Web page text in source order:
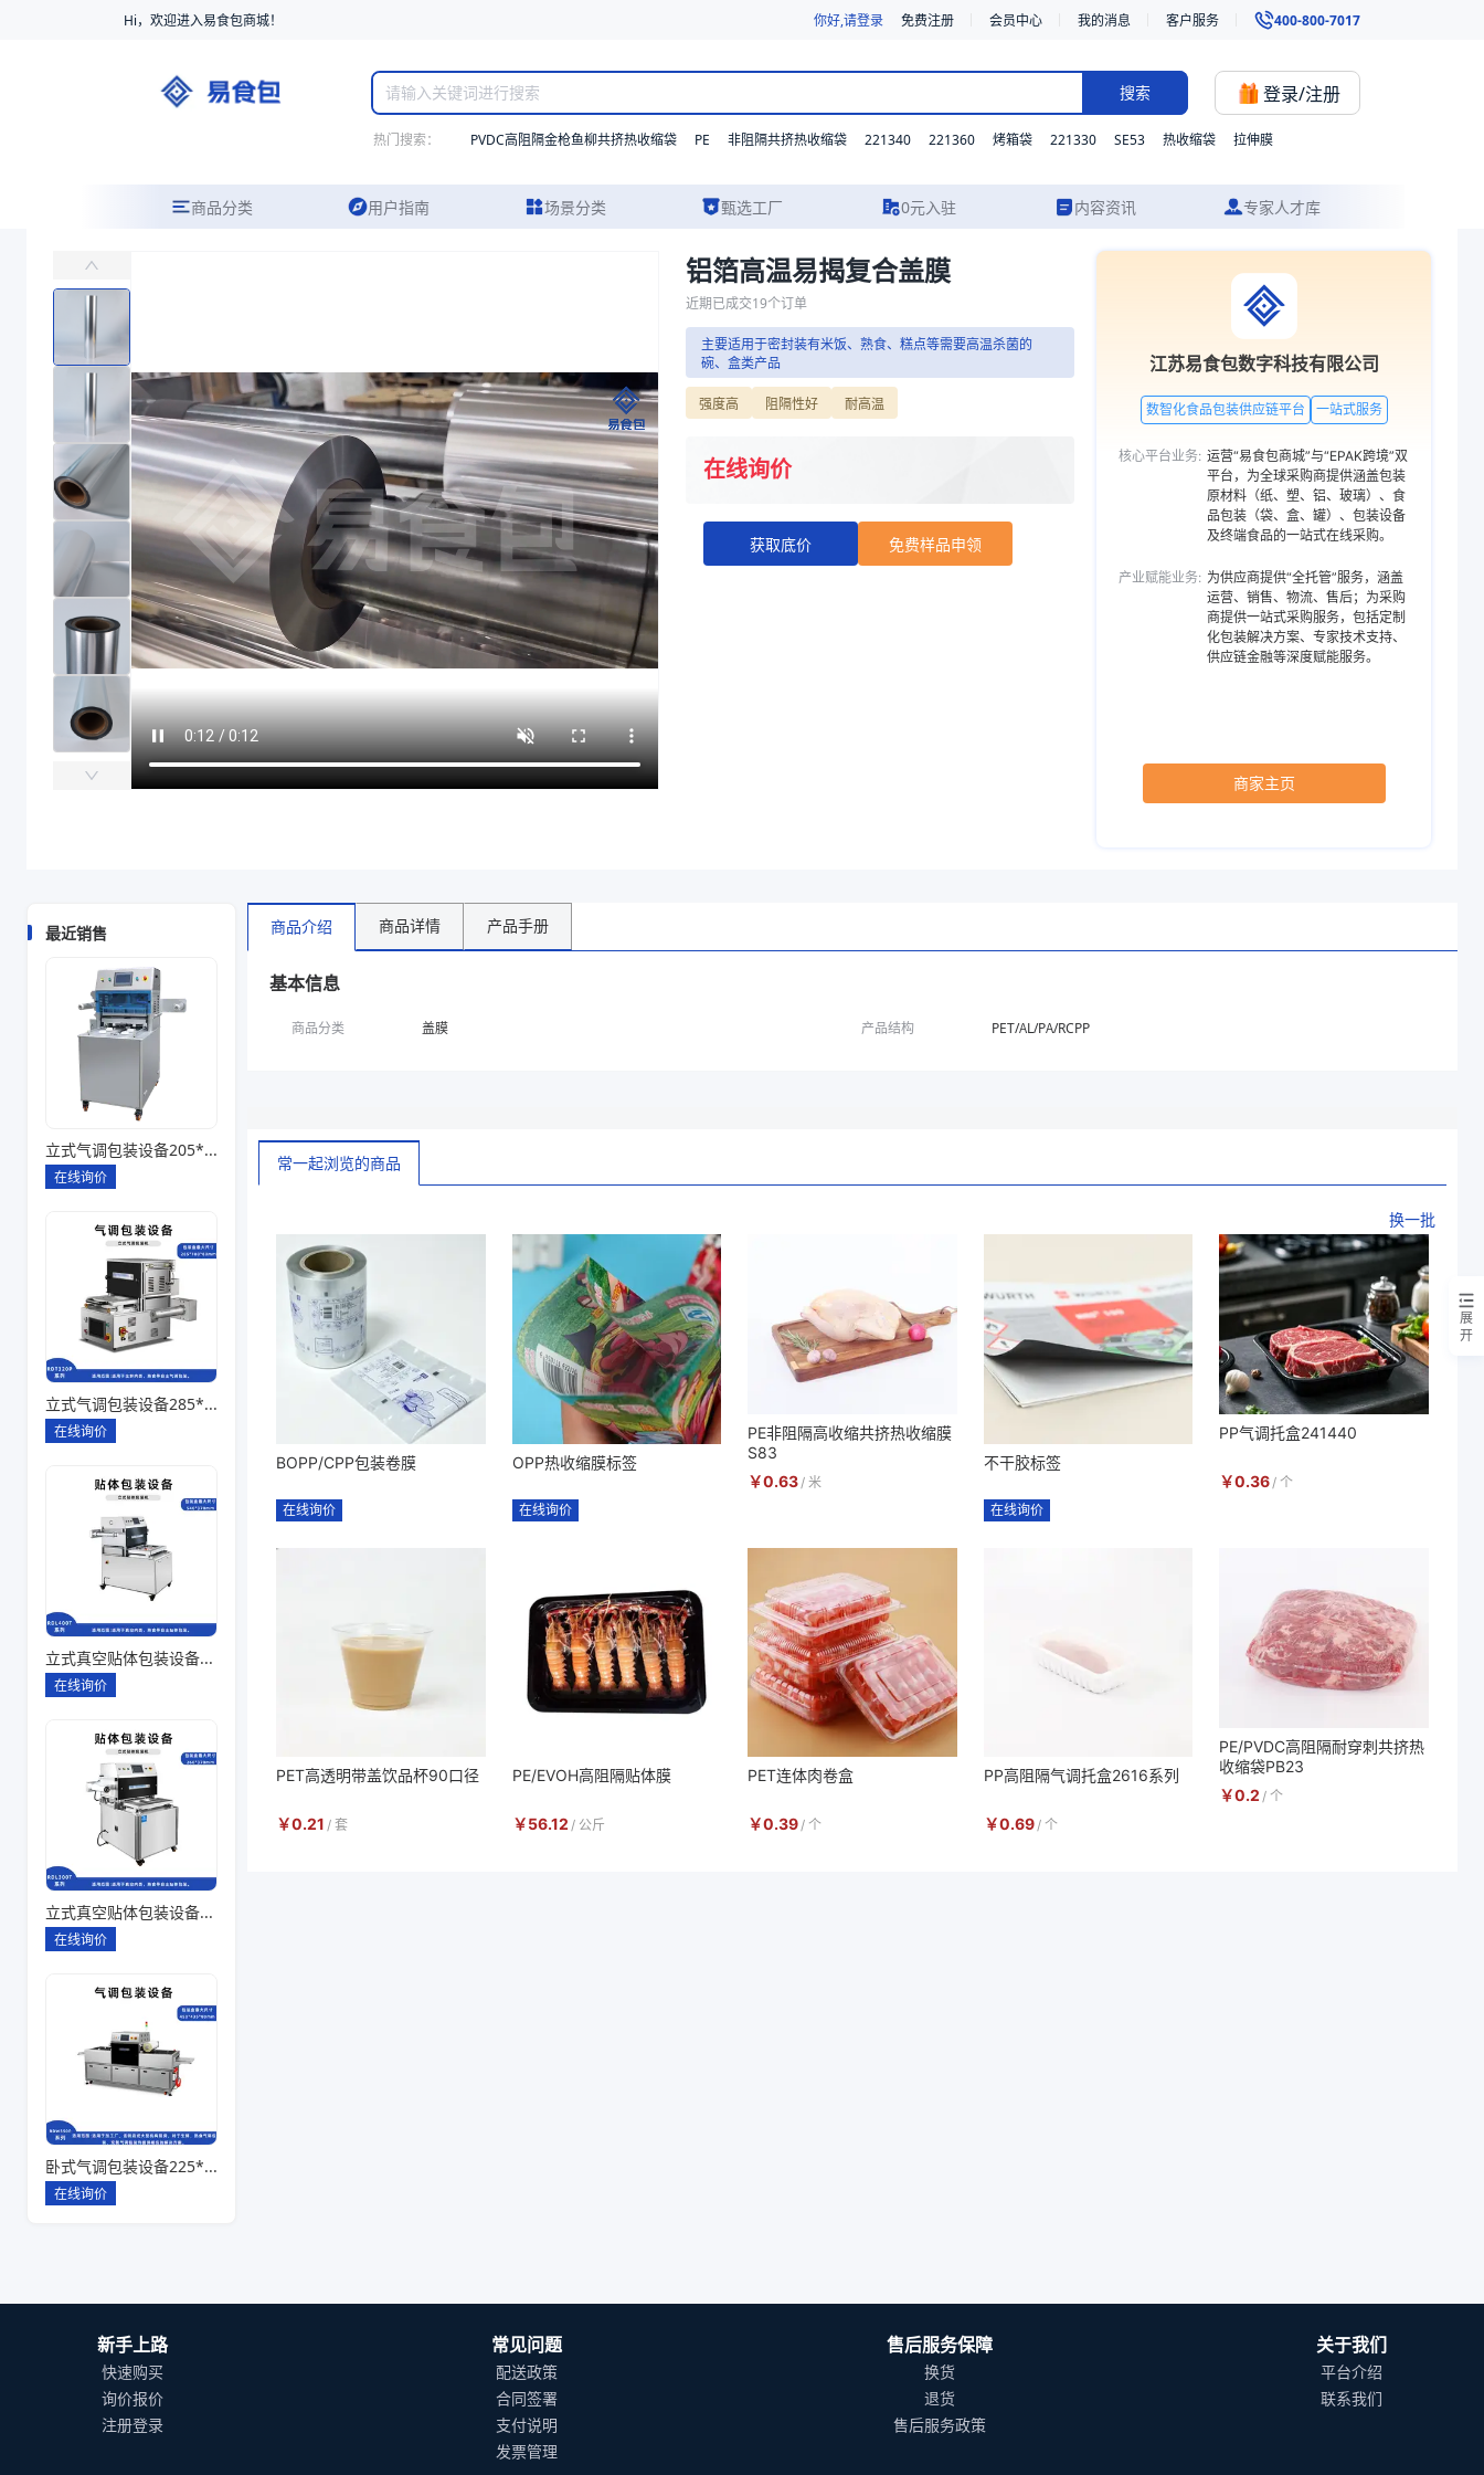
Hi，欢迎进入易食包商城！ 你好,请登录 免费注册 会员中心 我的消息 客户服务 400-800-7017
搜索 登录/注册
热门搜索： PVDC高阻隔金枪鱼柳共挤热收缩袋 PE 非阻隔共挤热收缩袋 221340 221360 烤箱袋 221330 SE53 热收缩袋 拉伸膜
商品分类 用户指南 场景分类 甄选工厂 0元入驻 内容资讯 专家人才库
主要适用于密封装有米饭、熟食、糕点等需要高温杀菌的碗、盒类产品
易食包（EPAK）专注于铝箔高温易揭复合盖膜包装，提供详尽的规格参数、实物图片及报价参考，主要适用于密封装有米饭、熟食、糕点等需要高温杀菌的碗、盒类产品。我们支持材质、型号与功能的灵活定制，并
强度高、阻隔性好、耐高温
应用场景：主要适用于密封装有米饭、熟食、糕点等需要高温杀菌的碗、盒类产品
在线询价
商品参数
盖膜
产品结构
PET/AL/PA/RCPP
产品结构
PET/AL/PA/RCPP
铝箔高温易揭复合盖膜
近期已成交19个订单
主要适用于密封装有米饭、熟食、糕点等需要高温杀菌的
碗、盒类产品
强度高 阻隔性好 耐高温
在线询价
获取底价 免费样品申领
食品包装
主营业务:
优势工艺: 国内领先的印刷能力与复合能力，兼具
质量与生产效率
江苏易食包数字科技有限公司
数智化食品包装供应链平台 一站式服务
核心平台业务: 运营“易食包商城”与“EPAK跨境”双
平台，为全球采购商提供涵盖包装
原材料（纸、塑、铝、玻璃）、食
品包装（袋、盒、罐）、包装设备
及终端食品的一站式在线采购。
产业赋能业务: 为供应商提供“全托管”服务，涵盖
运营、销售、物流、售后；为采购
商提供一站式采购服务，包括定制
化包装解决方案、专家技术支持、
供应链金融等深度赋能服务。
商家主页
最近销售
立式气调包装设备205*145*85一出四
在线询价
立式气调包装设备285*180*80一出一
在线询价
立式真空贴体包装设备260*180一出四
在线询价
立式真空贴体包装设备260*180一出二
在线询价
卧式气调包装设备225*142*80一出六
在线询价
商品介绍 商品详情 产品手册
基本信息
商品分类 盖膜 产品结构 PET/AL/PA/RCPP
常一起浏览的商品
换一批
BOPP/CPP包装卷膜
在线询价
OPP热收缩膜标签
在线询价
PE非阻隔高收缩共挤热收缩膜
S83
￥0.63 /米
不干胶标签
在线询价
PP气调托盒241440
￥0.36 / 个
PET高透明带盖饮品杯90口径
￥0.21 / 套
PE/EVOH高阻隔贴体膜
￥56.12 / 公斤
PET连体肉卷盒
￥0.39/ 个
PP高阻隔气调托盒2616系列
￥0.69/ 个
PE/PVDC高阻隔耐穿刺共挤热
收缩袋PB23
￥0.2 / 个
展
开
新手上路
快速购买
询价报价
注册登录
常见问题
配送政策
合同签署
支付说明
发票管理
售后服务保障
换货
退货
售后服务政策
关于我们
平台介绍
联系我们